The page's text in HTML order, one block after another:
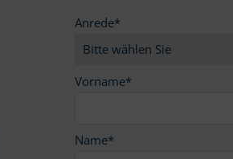
Anrede*
Vorname*
Name*